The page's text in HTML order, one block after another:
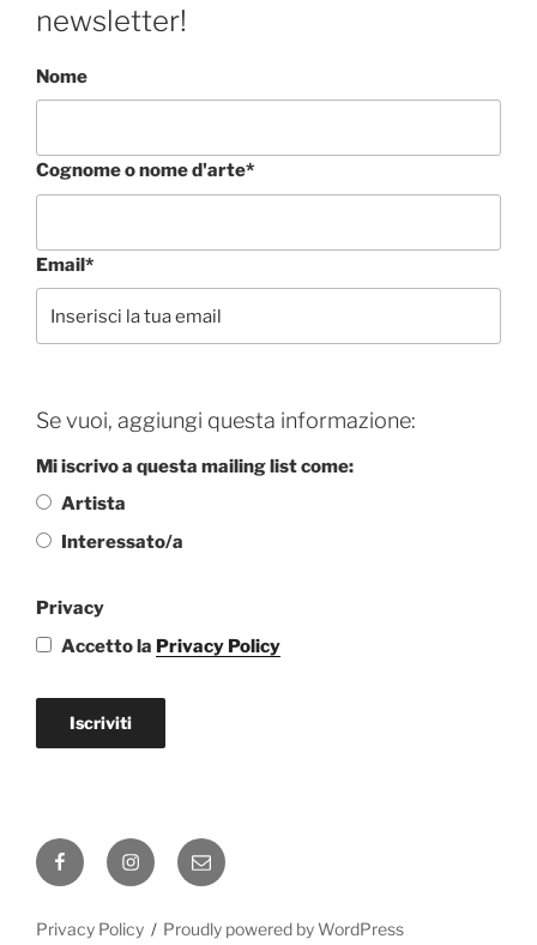
newsletter!
Nome
Cognome o nome d'arte*
Email*
Se vuoi, aggiungi questa informazione:
Mi iscrivo a questa mailing list come:
Artista
Interessato/a
Privacy
Accetto la Privacy Policy
Iscriviti
FacebookInstagramEmail
Privacy Policy Proudly powered by WordPress